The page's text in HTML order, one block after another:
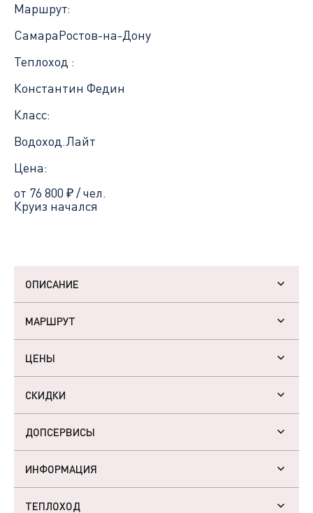
Маршрут:
СамараРостов-на-Дону
Теплоход :
Константин Федин
Класс:
Водоход.Лайт
Цена:
от 76 800 ₽/ чел.
Круиз начался
ОПИСАНИЕ
МАРШРУТ
ЦЕНЫ
СКИДКИ
ДОПСЕРВИСЫ
ИНФОРМАЦИЯ
ТЕПЛОХОД